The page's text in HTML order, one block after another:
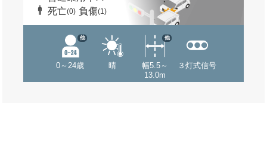
死亡(0) 負傷(1)
0～24歳
他
晴
幅5.5～
13.0m
他
３灯式信号